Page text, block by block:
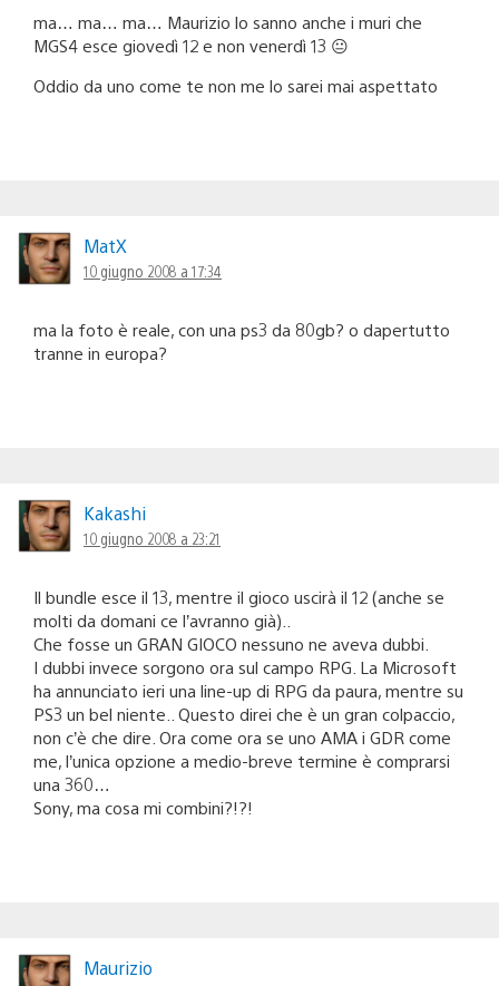
ma… ma… ma… Maurizio lo sanno anche i muri che
MGS4 esce giovedì 12 e non venerdì 13 😐
Oddio da uno come te non me lo sarei mai aspettato
MatX
10 giugno 2008 a 17:34
ma la foto è reale, con una ps3 da 80gb? o dapertutto
tranne in europa?
Kakashi
10 giugno 2008 a 23:21
Il bundle esce il 13, mentre il gioco uscirà il 12 (anche se
molti da domani ce l’avranno già)..
Che fosse un GRAN GIOCO nessuno ne aveva dubbi.
I dubbi invece sorgono ora sul campo RPG. La Microsoft
ha annunciato ieri una line-up di RPG da paura, mentre su
PS3 un bel niente.. Questo direi che è un gran colpaccio,
non c’è che dire. Ora come ora se uno AMA i GDR come
me, l’unica opzione a medio-breve termine è comprarsi
una 360…
Sony, ma cosa mi combini?!?!
Maurizio